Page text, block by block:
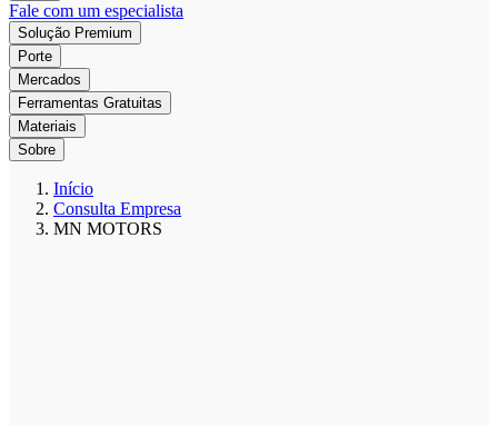
Fale com um especialista
Solução Premium
Porte
Mercados
Ferramentas Gratuitas
Materiais
Sobre
Início
Consulta Empresa
MN MOTORS